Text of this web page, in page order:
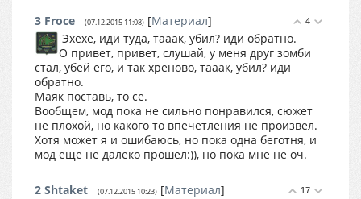
4
3 Froce (07.12.2015 11:08) [Материал]
Эхехе, иди туда, тааак, убил? иди обратно.
О привет, привет, слушай, у меня друг зомби
стал, убей его, и так хреново, тааак, убил? иди
обратно.
Маяк поставь, то сё.
Вообщем, мод пока не сильно понравился, сюжет
не плохой, но какого то впечетления не произвёл.
Хотя может я и ошибаюсь, но пока одна беготня, и
мод ещё не далеко прошел:)), но пока мне не оч.
17
2 Shtaket (07.12.2015 10:23) [Материал]